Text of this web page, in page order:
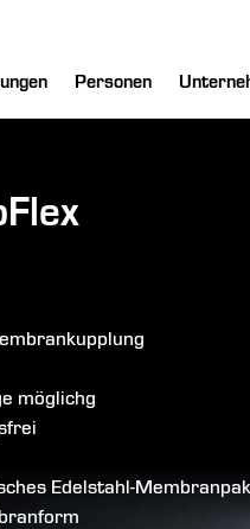
Personen
möglichg
Edelstahl-